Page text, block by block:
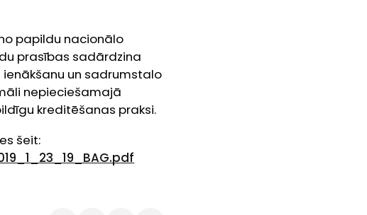
papildu nacionālo
prasības sadārdzina
un sadrumstalo
nepieciešamajā
kreditēšanas praksi.
šeit: